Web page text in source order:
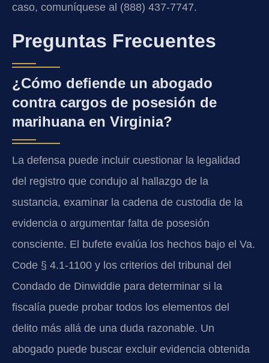
caso, comuníquese al (888) 437-7747.
Preguntas Frecuentes
¿Cómo defiende un abogado
contra cargos de posesión de
marihuana en Virginia?
La defensa puede incluir cuestionar la legalidad
del registro que condujo al hallazgo de la
sustancia, examinar la cadena de custodia de la
evidencia o argumentar falta de posesión
consciente. El bufete evalúa los hechos bajo el Va.
Code § 4.1-1100 y los criterios del tribunal del
Condado de Dinwiddie para determinar si la
fiscalía puede probar todos los elementos del
delito más allá de una duda razonable. Un
abogado puede buscar excluir evidencia obtenida